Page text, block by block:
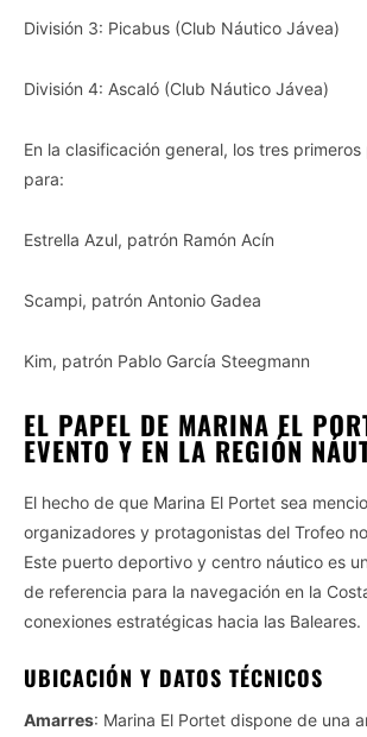
División 3: Picabus (Club Náutico Jávea)
División 4: Ascaló (Club Náutico Jávea)
En la clasificación general, los tres
para:
Estrella Azul, patrón Ramón Acín
Scampi, patrón Antonio Gadea
Kim, patrón Pablo García Steegmann
EL PAPEL DE MARINA EL
EVENTO Y EN LA REGIÓN
El hecho de que Marina El Portet sea
organizadores y protagonistas del Trofeo
Este puerto deportivo y centro náutico es
de referencia para la navegación en la
conexiones estratégicas hacia las Baleares.
UBICACIÓN Y DATOS TÉCNICOS
Amarres: Marina El Portet dispone de una